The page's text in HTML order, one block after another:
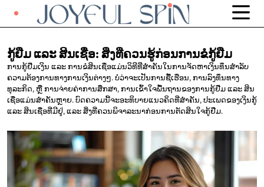
ກູ້ຢືມ ແລະສິນເຊື່ອ: ສິ່ງທີ່ຄວນຮູ້ກ່ອນການຂໍກູ້ຢືມ
ການກູ້ຢືມເງິນ ແລະ ການຂໍສິນເຊື່ອແມ່ນວິທີທີ່ສຳຄັນໃນການຈັດຫາເງິນທຶນສຳລັບ
ຄວາມຕ້ອງການທາງການເງິນຕ່າງໆ. ບໍ່ວ່າຈະເປັນການຊື້ເຮືອນ, ການລົງທຶນທາງ
ທຸລະກິດ, ຫຼື ການຈ່າຍຄ່າການສຶກສາ, ການເຂົ້າໃຈພື້ນຖານຂອງການກູ້ຢືມ ແລະ ສິນ
ເຊື່ອແມ່ນສຳຄັນຫຼາຍ. ບົດຄວາມນີ້ຈະອະທິບາຍແນວຄິດທີ່ສຳຄັນ, ປະເພດຂອງເງິນກູ້
ແລະ ສິນເຊື່ອທີ່ມີຢູ່, ແລະ ສິ່ງທີ່ຄວນພິຈາລະນາກ່ອນການຕັດສິນໃຈກູ້ຢືມ.